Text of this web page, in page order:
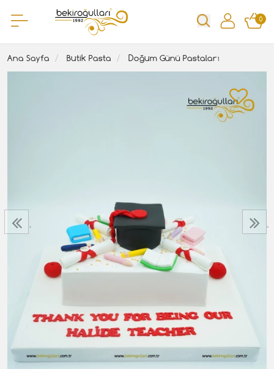
0
Ana Sayfa Butik Pasta Doğum Günü Pastaları
‹ ›